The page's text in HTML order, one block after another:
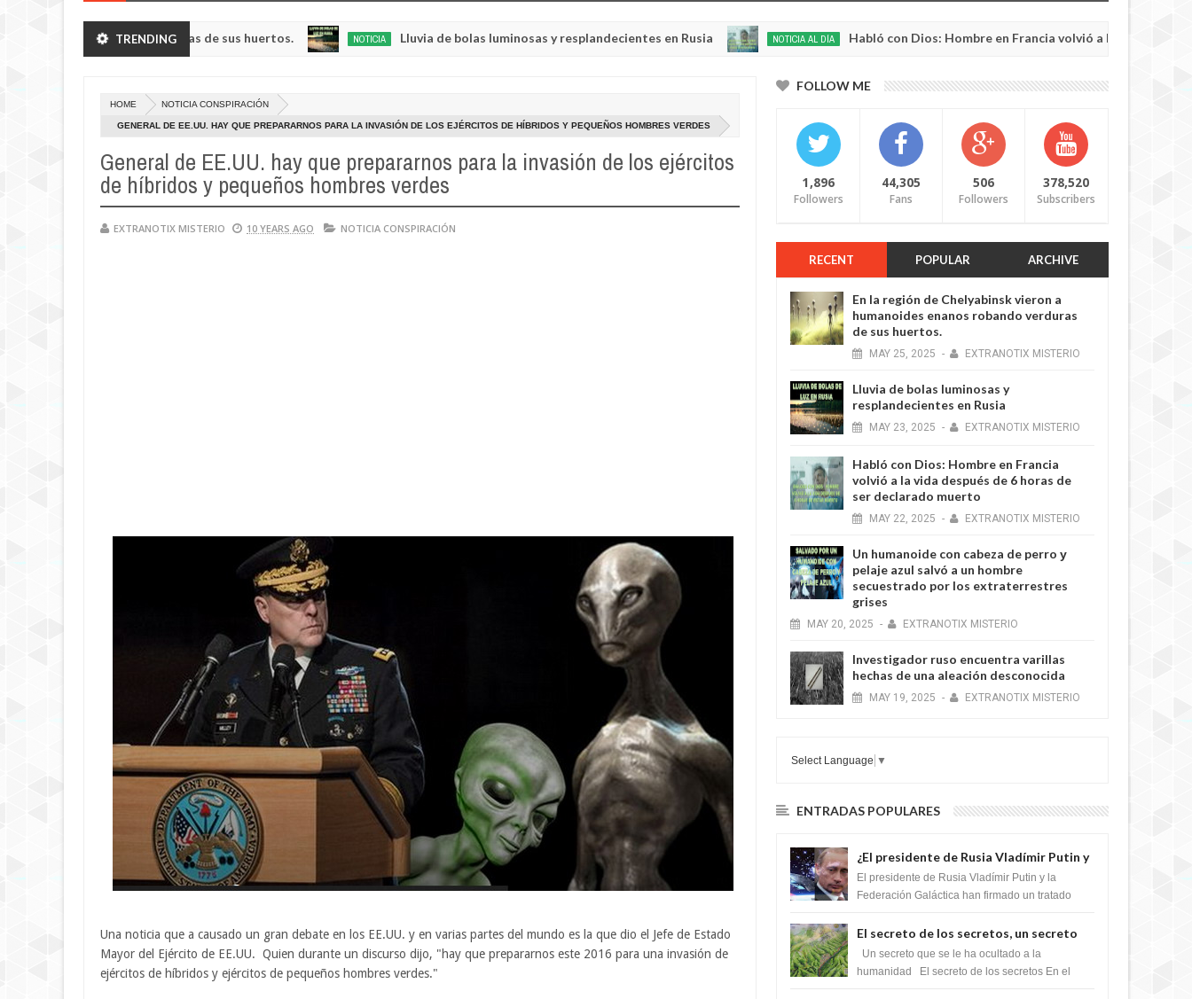
TRENDING
robando verduras de sus huertos. NOTICIA Lluvia de bolas luminosas y resplandecientes en Rusia NOTICIA AL DÍA Habló con Dios: Hombre en Francia volvió a la vida después de 6
HOME NOTICIA CONSPIRACIÓN
GENERAL DE EE.UU. HAY QUE PREPARARNOS PARA LA INVASIÓN DE LOS EJÉRCITOS DE HÍBRIDOS Y PEQUEÑOS HOMBRES VERDES
General de EE.UU. hay que prepararnos para la invasión de los ejércitos
de híbridos y pequeños hombres verdes
EXTRANOTIX MISTERIO 10 YEARS AGO NOTICIA CONSPIRACIÓN
Una noticia que a causado un gran debate en los EE.UU. y en varias partes del mundo es la que dio el Jefe de Estado
Mayor del Ejército de EE.UU. Quien durante un discurso dijo, "hay que prepararnos este 2016 para una invasión de
ejércitos de híbridos y ejércitos de pequeños hombres verdes."
FOLLOW ME
1,896
Followers
44,305
Fans
506
Followers
378,520
Subscribers
RECENT POPULAR ARCHIVE
En la región de Chelyabinsk vieron a
humanoides enanos robando verduras
de sus huertos.
MAY 25, 2025 - EXTRANOTIX MISTERIO
Lluvia de bolas luminosas y
resplandecientes en Rusia
MAY 23, 2025 - EXTRANOTIX MISTERIO
Habló con Dios: Hombre en Francia
volvió a la vida después de 6 horas de
ser declarado muerto
MAY 22, 2025 - EXTRANOTIX MISTERIO
Un humanoide con cabeza de perro у
pelaje azul salvó a un hombre
secuestrado por los extraterrestres
grises
MAY 20, 2025 - EXTRANOTIX MISTERIO
Investigador ruso encuentra varillas
hechas de una aleación desconocida
MAY 19, 2025 - EXTRANOTIX MISTERIO
Select Language ▼
ENTRADAS POPULARES
¿El presidente de Rusia Vladímir Putin y
la Federación Galactica han firmado un
tratado para acabar con los Sionistas?
El presidente de Rusia Vladímir Putin y la
Federación Galáctica han firmado un tratado
Si...
El secreto de los secretos, un secreto
que cambiaría por completo el destino
de la humanidad
Un secreto que se le ha ocultado a la
humanidad El secreto de los secretos En el